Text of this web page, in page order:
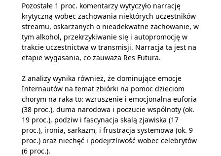
Pozostałe 1 proc. komentarzy wytyczyło narrację
krytyczną wobec zachowania niektórych uczestników
streamu, oskarżanych o nieadekwatne zachowanie, w
tym alkohol, przekrzykiwanie się i autopromocję w
trakcie uczestnictwa w transmisji. Narracja ta jest na
etapie wygasania, co zauważa Res Futura.
Z analizy wynika również, że dominujące emocje
Internautów na temat zbiórki na pomoc dzieciom
chorym na raka to: wzruszenie i emocjonalna euforia
(38 proc.), duma narodowa i poczucie wspólnoty (ok.
19 proc.), podziw i fascynacja skalą zjawiska (17
proc.), ironia, sarkazm, i frustracja systemowa (ok. 9
proc.) oraz niechęć i podejrzliwość wobec celebrytów
(6 proc.).